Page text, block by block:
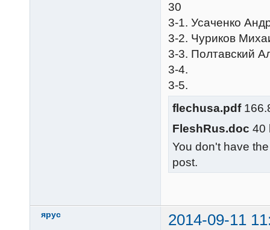
30
3-1. Усаченко
3-2. Чуриков
3-3. Полтавский
3-4.
3-5.
flechusa.pdf
FleshRus.doc 40
You don't have
post.
ярус 2014-09-11